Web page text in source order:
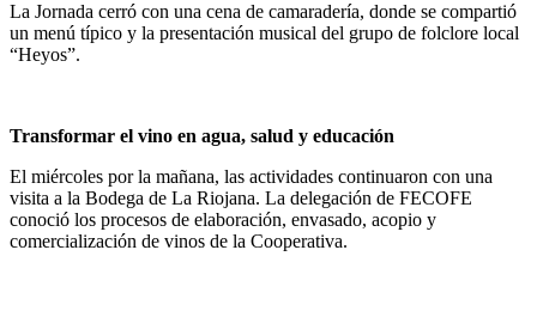
La Jornada cerró con una cena de camaradería, donde se compartió
un menú típico y la presentación musical del grupo de folclore local
“Heyos”.
Transformar el vino en agua, salud y educación
El miércoles por la mañana, las actividades continuaron con una
visita a la Bodega de La Riojana. La delegación de FECOFE
conoció los procesos de elaboración, envasado, acopio y
comercialización de vinos de la Cooperativa.